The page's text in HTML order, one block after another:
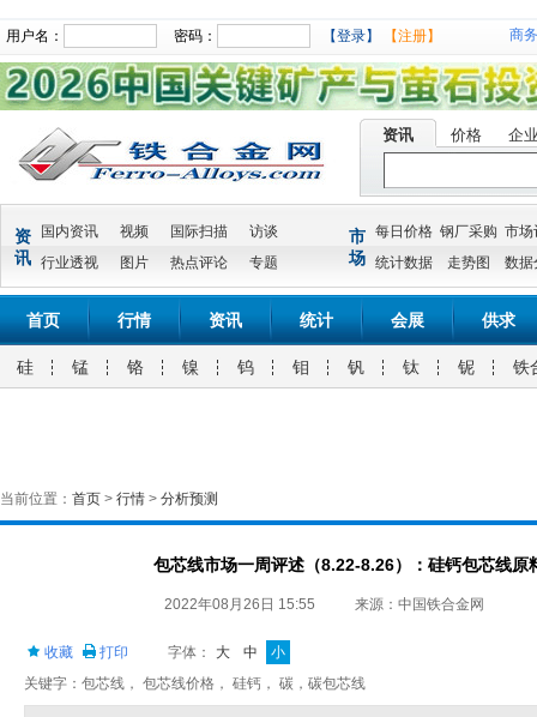
用户名： 密码： 【登录】 【注册】 商
资讯 价格 企
资
讯
国内资讯 视频 国际扫描
访谈
行业透视
图片 热点评论 专题
市
场
每日价格 钢厂采购 市场
统计数据
走势图 数据
首页 行情 资讯 统计 会展 供求
硅 锰 铬 镍 钨 钼 钒 钛 铌 铁
当前位置： 首页 > 行情 > 分析预测
包芯线市场一周评述（8.22-8.26）：硅钙包芯线原
2022年08月26日 15:55 来源：中国铁合金网
收藏 打印 字体： 大 中
小
关键字：包芯线， 包芯线价格， 硅钙， 碳，碳包芯线